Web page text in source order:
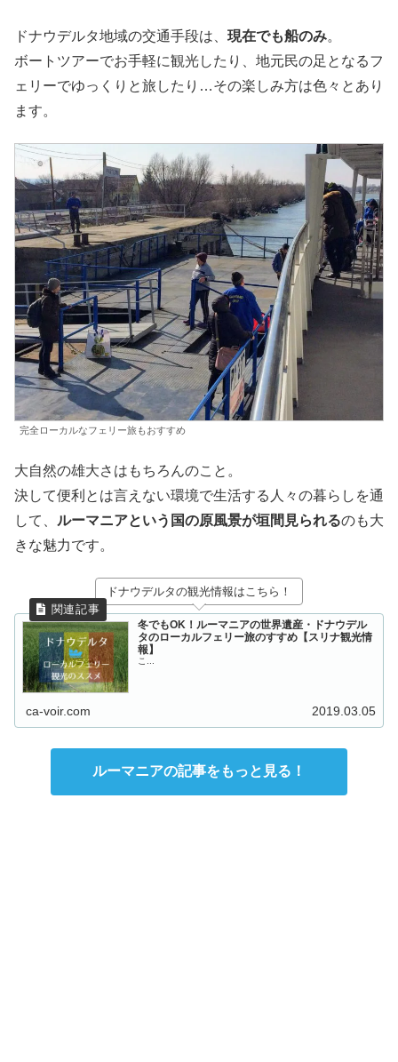
ドナウデルタ地域の交通手段は、 現在でも船のみ。
ボートツアーでお手軽に観光したり、地元民の足となるフ
ェリーでゆっくりと旅したり…その楽しみ方は色々とあり
ます。
完全ローカルなフェリー旅もおすすめ
大自然の雄大さはもちろんのこと。
決して便利とは言えない環境で生活する人々の暮らしを通
して、 ルーマニアという国の原風景が垣間見られるのも大
きな魅力です。
ドナウデルタの観光情報はこちら！
冬でもOK！ルーマニアの世界遺産・ドナウデル
タのローカルフェリー旅のすすめ【スリナ観光情
報】
こ...
ca-voir.com 2019.03.05
ルーマニアの記事をもっと見る！